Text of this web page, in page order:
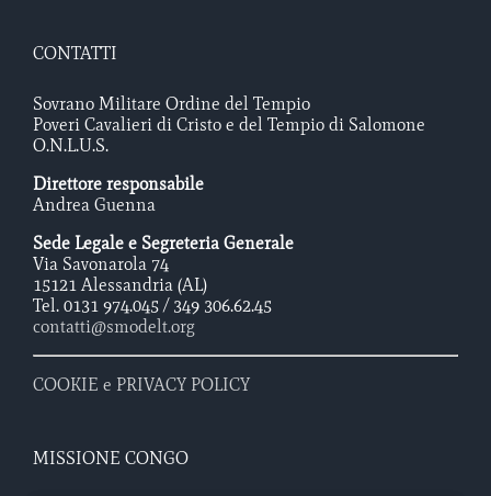
CONTATTI
Sovrano Militare Ordine del Tempio
Poveri Cavalieri di Cristo e del Tempio di Salomone
O.N.L.U.S.
Direttore responsabile
Andrea Guenna
Sede Legale e Segreteria Generale
Via Savonarola 74
15121 Alessandria (AL)
Tel. 0131 974.045 / 349 306.62.45
contatti@smodelt.org
COOKIE e PRIVACY POLICY
MISSIONE CONGO